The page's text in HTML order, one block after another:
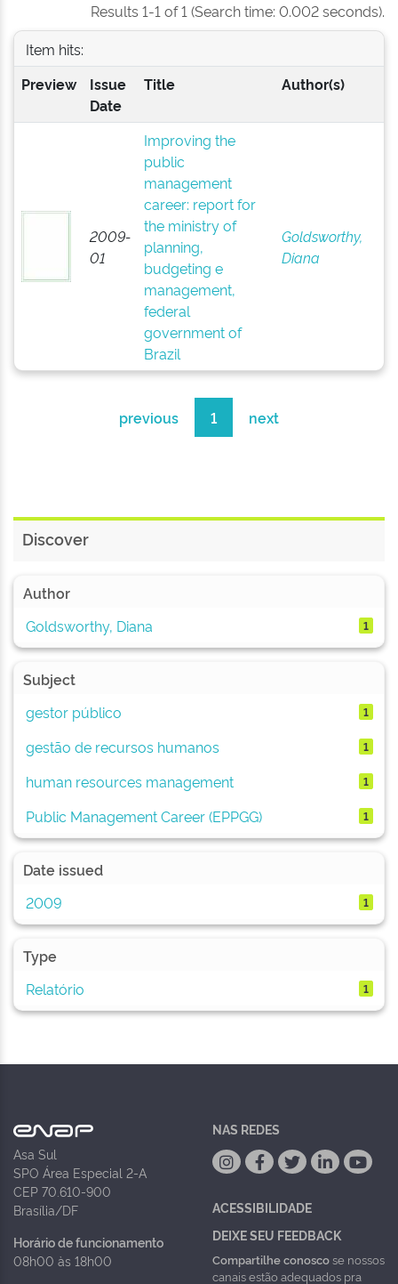
Results 1-1 of 1 (Search time: 0.002 seconds).
Item hits:
Preview
Issue
Date
Title Author(s)
2009-
01
Improving the
public
management
career: report for
the ministry of
planning,
budgeting e
management,
federal
government of
Brazil
Goldsworthy,
Diana
previous 1 next
Discover
Author
Goldsworthy, Diana
1
Subject
gestor público
1
gestão de recursos humanos 1
human resources management 1
Public Management Career (EPPGG) 1
Date issued
2009
1
Type
Relatório
1
Asa Sul
SPO Área Especial 2-A
CEP 70.610-900
Brasília/DF
Horário de funcionamento
08h00 às 18h00
NAS REDES
ACESSIBILIDADE
DEIXE SEU FEEDBACK
Compartilhe conoscose nossos
canais estão adequados pra